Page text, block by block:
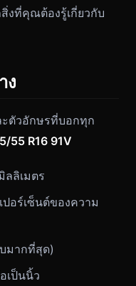
งที่คุณต้องรู้เกี่ยวกับ
ง
ะตัวอักษรที่บอกทุก
55 R16 91V
ลลิเมตร
ปอร์เซ็นต์ของความ
มากที่สุด)
เป็นนิ้ว